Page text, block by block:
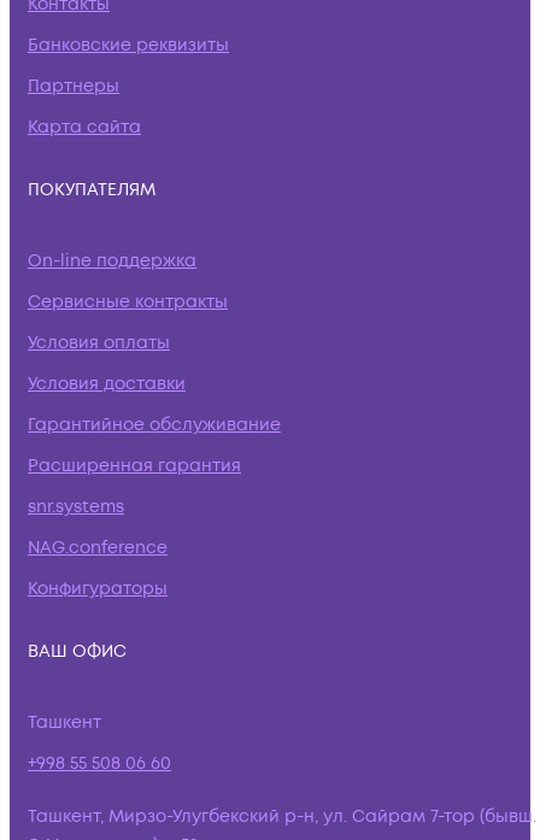
Банковские реквизиты
Партнеры
Карта сайта
ПОКУПАТЕЛЯМ
On-line поддержка
Сервисные контракты
Условия оплаты
Условия доставки
Гарантийное обслуживание
Расширенная гарантия
snr.systems
NAG.conference
Конфигураторы
ВАШ ОФИС
Ташкент
+998 55 508 06 60
Ташкент, Мирзо-Улугбекский р-н, ул. Сайрам 7-тор (бывш.